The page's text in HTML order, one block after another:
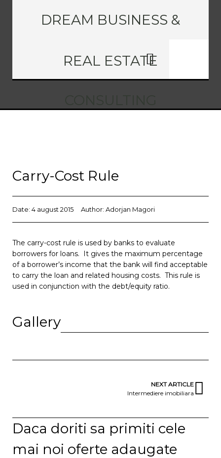
DREAM BUSINESS &
REAL ESTATE
Carry-Cost Rule
Date: 4 august 2015 Author: Adorjan Magori
The carry-cost rule is used by banks to evaluate
borrowers for loans. It gives the maximum percentage
of a borrower’s income that the bank will find acceptable
to carry the loan and related housing costs. This rule is
used in conjunction with the debt/equity ratio.
Gallery
NEXT ARTICLE
Intermediere imobiliara
Daca doriti sa primiti cele
mai noi oferte adaugate